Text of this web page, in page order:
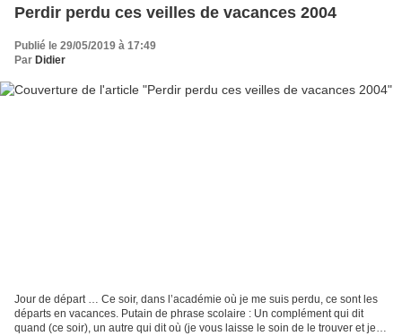
Perdir perdu ces veilles de vacances 2004
Publié le 29/05/2019 à 17:49
Par Didier
Jour de départ … Ce soir, dans l’académie où je me suis perdu, ce sont les
départs en vacances. Putain de phrase scolaire : Un complément qui dit
quand (ce soir), un autre qui dit où (je vous laisse le soin de le trouver et je